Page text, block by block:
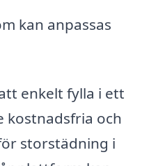
kan anpassas
enkelt fylla i ett
kostnadsfria och
storstädning i